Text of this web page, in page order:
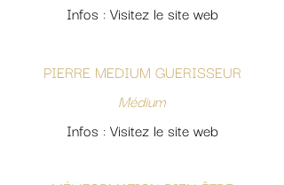
Infos : Visitez le site web
PIERRE MEDIUM GUERISSEUR
Médium
Infos : Visitez le site web